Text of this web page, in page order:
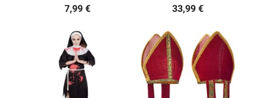
7,99 € 33,99 €